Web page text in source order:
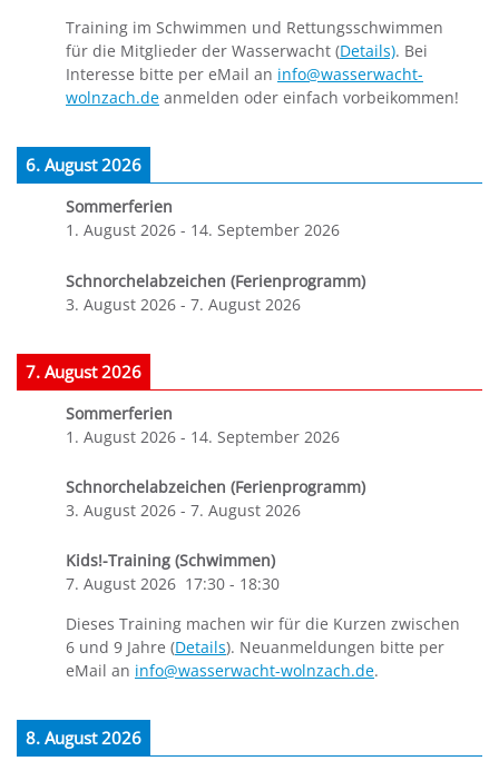
Training im Schwimmen und Rettungsschwimmen
für die Mitglieder der Wasserwacht (Details). Bei
Interesse bitte per eMail an info@wasserwacht-
wolnzach.de anmelden oder einfach vorbeikommen!
6. August 2026
Sommerferien
1. August 2026 - 14. September 2026
Schnorchelabzeichen (Ferienprogramm)
3. August 2026 - 7. August 2026
7. August 2026
Sommerferien
1. August 2026 - 14. September 2026
Schnorchelabzeichen (Ferienprogramm)
3. August 2026 - 7. August 2026
Kids!-Training (Schwimmen)
7. August 2026 17:30 - 18:30
Dieses Training machen wir für die Kurzen zwischen
6 und 9 Jahre (Details). Neuanmeldungen bitte per
eMail an info@wasserwacht-wolnzach.de.
8. August 2026